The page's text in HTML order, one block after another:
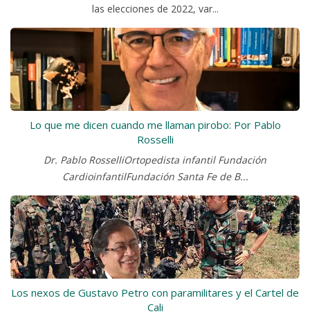
las elecciones de 2022, var...
Lo que me dicen cuando me llaman pirobo: Por Pablo
Rosselli
Dr. Pablo RosselliOrtopedista infantil Fundación
CardioinfantilFundación Santa Fe de B...
Los nexos de Gustavo Petro con paramilitares y el Cartel de
Cali